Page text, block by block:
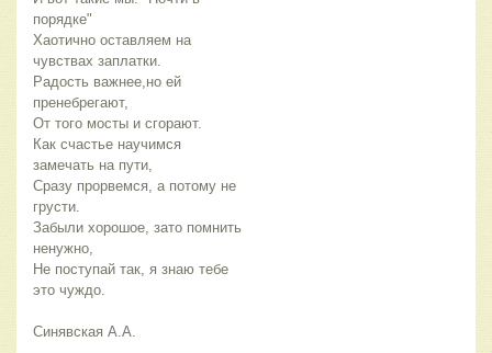
порядке"
Хаотично оставляем на
чувствах заплатки.
Радость важнее,но ей
пренебрегают,
От того мосты и сгорают.
Как счастье научимся
замечать на пути,
Сразу прорвемся, а потому не
грусти.
Забыли хорошое, зато помнить
ненужно,
Не поступай так, я знаю тебе
это чуждо.
Синявская А.А.